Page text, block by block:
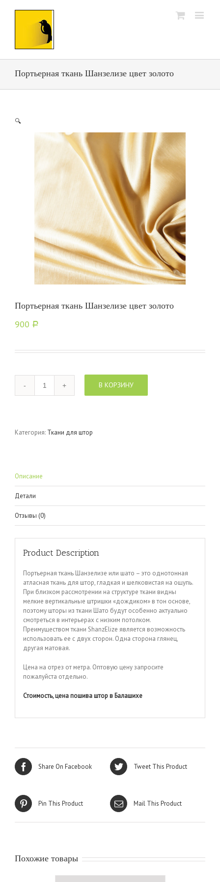
Портьерная ткань Шанзелизе цвет золото
🔍
Портьерная ткань Шанзелизе цвет золото
900 Р
В КОРЗИНУ
Категория: Ткани для штор
Описание
Детали
Отзывы (0)
Product Description
Портьерная ткань Шанзелизе или шато – это однотонная
атласная ткань для штор, гладкая и шелковистая на ощупь.
При близком рассмотрении на структуре ткани видны
мелкие вертикальные штришки «дождиком» в тон основе,
поэтому шторы из ткани Шато будут особенно актуально
смотреться в интерьерах с низким потолком.
Преимуществом ткани ShanzElize является возможность
использовать ее с двух сторон. Одна сторона глянец,
другая матовая.
Цена на отрез от метра. Оптовую цену запросите
пожалуйста отдельно.
Стоимость, цена пошива штор в Балашихе
Share On Facebook Tweet This Product
Pin This Product Mail This Product
Похожие товары